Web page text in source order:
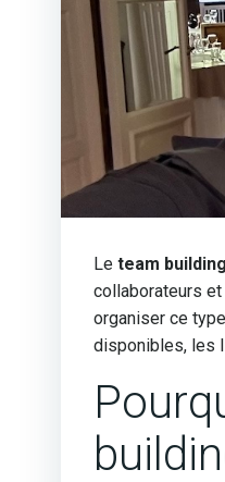
Le team building
collaborateurs
organiser ce
disponibles, les